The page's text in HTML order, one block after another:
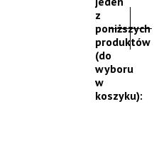
z
poniższych
produktów
(do
wyboru
w
koszyku):